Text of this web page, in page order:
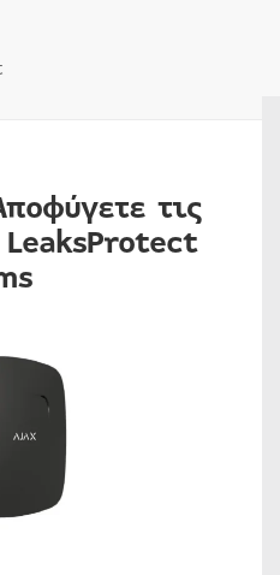
τις
LeaksProtect